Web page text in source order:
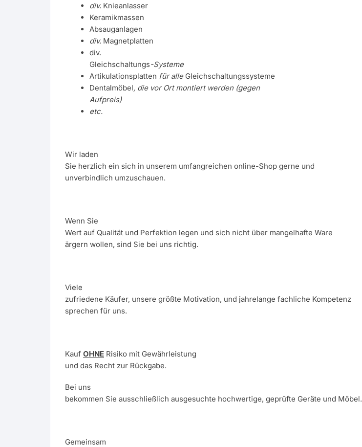
div. Knieanlasser
Keramikmassen
Absauganlagen
div. Magnetplatten
div.
Gleichschaltungs-Systeme
Artikulationsplatten für alle Gleichschaltungssysteme
Dentalmöbel, die vor Ort montiert werden (gegen
Aufpreis)
etc.
Wir laden
Sie herzlich ein sich in unserem umfangreichen online-Shop gerne und
unverbindlich umzuschauen.
Wenn Sie
Wert auf Qualität und Perfektion legen und sich nicht über mangelhafte Ware
ärgern wollen, sind Sie bei uns richtig.
Viele
zufriedene Käufer, unsere größte Motivation, und jahrelange fachliche Kompetenz
sprechen für uns.
Kauf OHNE Risiko mit Gewährleistung
und das Recht zur Rückgabe.
Bei uns
bekommen Sie ausschließlich ausgesuchte hochwertige, geprüfte Geräte und Möbel.
Gemeinsam